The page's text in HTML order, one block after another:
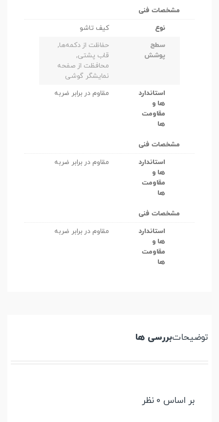
مشخصات فنی
نوع
کیف تاشو
سطح
پوشش
حفاظت از دکمه‌ها,
قاب پشتی,
محافظت از صفحه
نمایشگر گوشی
استاندارد
ها و
مقاومت
ها
مقاوم در برابر ضربه
مشخصات فنی
استاندارد
ها و
مقاومت
ها
مقاوم در برابر ضربه
مشخصات فنی
استاندارد
ها و
مقاومت
ها
مقاوم در برابر ضربه
توضیحاتبررسی ها
بر اساس 0 نظر